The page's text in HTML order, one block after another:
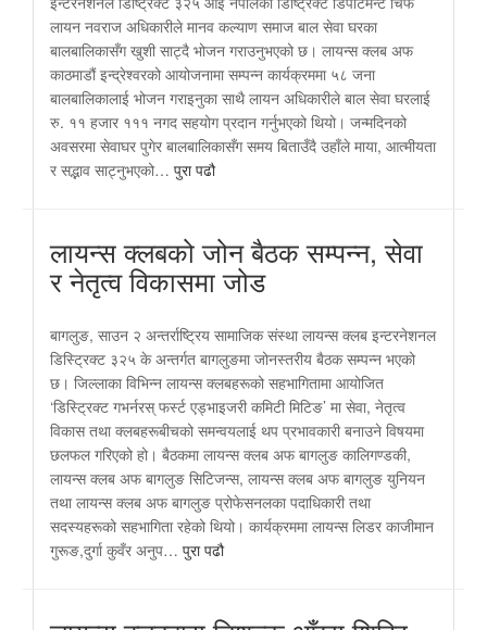
लायन नवराज अधिकारीले मानव कल्याण समाज बाल सेवा घरका
बालबालिकासँग खुशी साट्दै भोजन गराउनुभएको छ। लायन्स क्लब अफ
काठमाडौं इन्द्रेश्वरको आयोजनामा सम्पन्न कार्यक्रममा ५८ जना
बालबालिकालाई भोजन गराइनुका साथै लायन अधिकारीले बाल सेवा घरलाई
रु. ११ हजार १११ नगद सहयोग प्रदान गर्नुभएको थियो। जन्मदिनको
अवसरमा सेवाघर पुगेर बालबालिकासँग समय बिताउँदै उहाँले माया, आत्मीयता
र सद्भाव साट्नुभएको… पुरा पढौ
लायन्स क्लबको जोन बैठक सम्पन्न, सेवा
र नेतृत्व विकासमा जोड
बागलुङ, साउन २ अन्तर्राष्ट्रिय सामाजिक संस्था लायन्स क्लब इन्टरनेशनल
डिस्ट्रिक्ट ३२५ के अन्तर्गत बागलुङमा जोनस्तरीय बैठक सम्पन्न भएको
छ। जिल्लाका विभिन्न लायन्स क्लबहरूको सहभागितामा आयोजित
‘डिस्ट्रिक्ट गभर्नरस् फर्स्ट एड्भाइजरी कमिटी मिटिङ’ मा सेवा, नेतृत्व
विकास तथा क्लबहरूबीचको समन्वयलाई थप प्रभावकारी बनाउने विषयमा
छलफल गरिएको हो। बैठकमा लायन्स क्लब अफ बागलुङ कालिगण्डकी,
लायन्स क्लब अफ बागलुङ सिटिजन्स, लायन्स क्लब अफ बागलुङ युनियन
तथा लायन्स क्लब अफ बागलुङ प्रोफेसनलका पदाधिकारी तथा
सदस्यहरूको सहभागिता रहेको थियो। कार्यक्रममा लायन्स लिडर काजीमान
गुरूङ,दुर्गा कुवँर अनुप… पुरा पढौ